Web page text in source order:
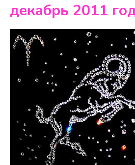
декабрь 2011